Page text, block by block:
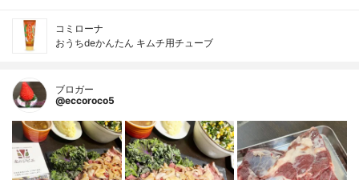
コミローナ
おうちdeかんたん キムチ用チューブ
ブロガー
@eccoroco5